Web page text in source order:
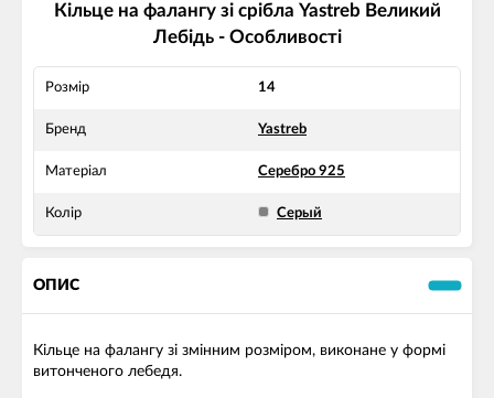
Кільце на фалангу зі срібла Yastreb Великий
Лебідь - Особливості
Розмір 14
Бренд Yastreb
Матеріал Серебро 925
Колір Серый
ОПИС
Кільце на фалангу зі змінним розміром, виконане у формі
витонченого лебедя.